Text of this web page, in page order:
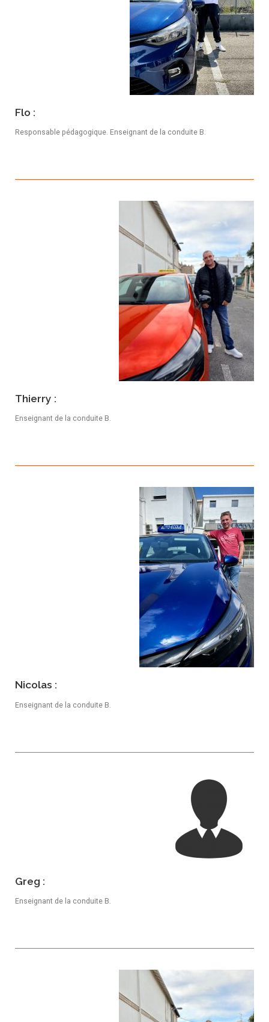
Flo :
Responsable pédagogique. Enseignant de la conduite B.
Thierry :
Enseignant de la conduite B.
Nicolas :
Enseignant de la conduite B.
Greg :
Enseignant de la conduite B.